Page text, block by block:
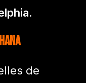
.
de